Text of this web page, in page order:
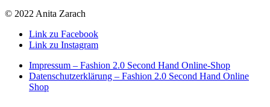
© 2022 Anita Zarach
Link zu Facebook
Link zu Instagram
Impressum – Fashion 2.0 Second Hand Online-Shop
Datenschutzerklärung – Fashion 2.0 Second Hand Online
Shop